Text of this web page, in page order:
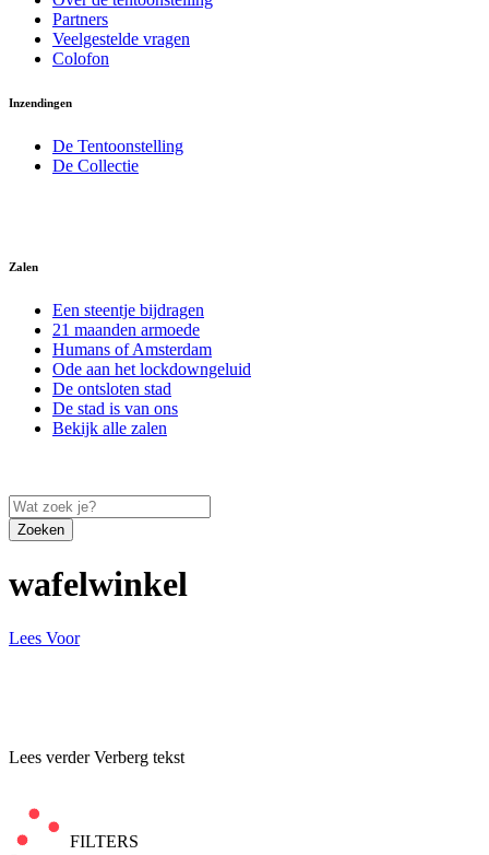
Partners
Veelgestelde vragen
Colofon
Inzendingen
De Tentoonstelling
De Collectie
Zalen
Een steentje bijdragen
21 maanden armoede
Humans of Amsterdam
Ode aan het lockdowngeluid
De ontsloten stad
De stad is van ons
Bekijk alle zalen
Zoeken
wafelwinkel
Lees Voor
Lees verderVerberg tekst
FILTERS